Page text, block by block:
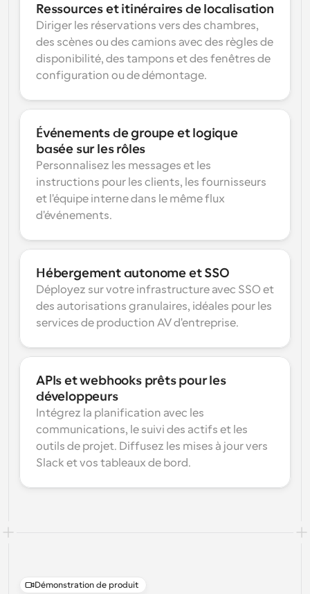
Ressources et itinéraires de localisation
Diriger les réservations vers des chambres,
des scènes ou des camions avec des règles de
disponibilité, des tampons et des fenêtres de
configuration ou de démontage.
Événements de groupe et logique
basée sur les rôles
Personnalisez les messages et les
instructions pour les clients, les fournisseurs
et l'équipe interne dans le même flux
d'événements.
Hébergement autonome et SSO
Déployez sur votre infrastructure avec SSO et
des autorisations granulaires, idéales pour les
services de production AV d'entreprise.
APIs et webhooks prêts pour les
développeurs
Intégrez la planification avec les
communications, le suivi des actifs et les
outils de projet. Diffusez les mises à jour vers
Slack et vos tableaux de bord.
Démonstration de produit